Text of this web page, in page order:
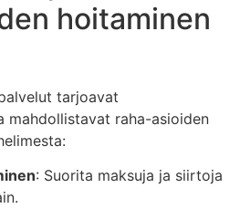
hoitaminen
tarjoavat
mahdollistavat raha-asioiden
: Suorita maksuja ja siirtoja